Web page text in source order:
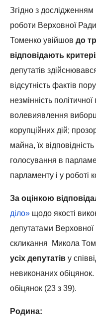
Згідно з
роботи Верховної
Томенко увійшов до
відповідають
депутатів
відсутність фактів
незмінність
волевиявлення
корупційних дій;
майна, їх
голосування в
парламенту і у роботі
За оцінкою
діло» щодо якості
депутатами Верховної
скликання
Микола
усіх депутатів у
невиконаних
обіцянок (23 з 39).
Родина: